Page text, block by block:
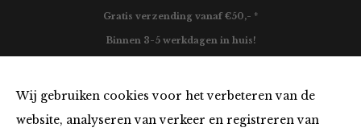
Wij gebruiken cookies voor het verbeteren van de
website, analyseren van verkeer en registreren van
Gratis verzending vanaf €50,- *
Binnen 3-5 werkdagen in huis!